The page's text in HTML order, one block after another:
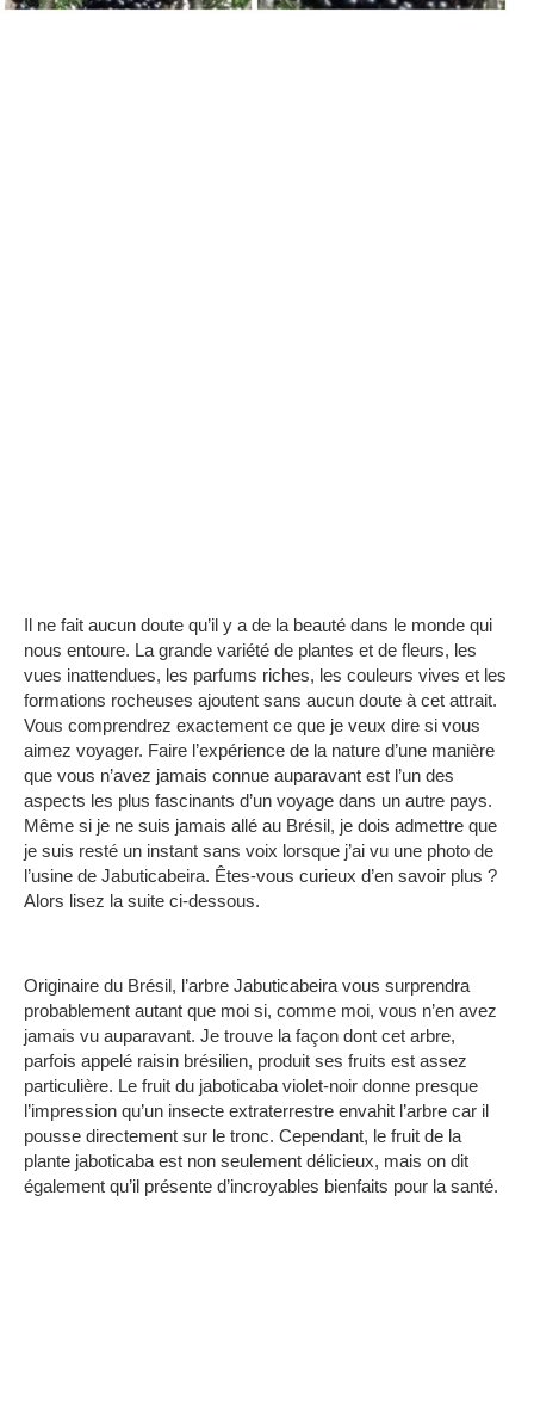
Il ne fait aucun doute qu’il y a de la beauté dans le monde qui
nous entoure. La grande variété de plantes et de fleurs, les
vues inattendues, les parfums riches, les couleurs vives et les
formations rocheuses ajoutent sans aucun doute à cet attrait.
Vous comprendrez exactement ce que je veux dire si vous
aimez voyager. Faire l’expérience de la nature d’une manière
que vous n’avez jamais connue auparavant est l’un des
aspects les plus fascinants d’un voyage dans un autre pays.
Même si je ne suis jamais allé au Brésil, je dois admettre que
je suis resté un instant sans voix lorsque j’ai vu une photo de
l’usine de Jabuticabeira. Êtes-vous curieux d’en savoir plus ?
Alors lisez la suite ci-dessous.
Originaire du Brésil, l’arbre Jabuticabeira vous surprendra
probablement autant que moi si, comme moi, vous n’en avez
jamais vu auparavant. Je trouve la façon dont cet arbre,
parfois appelé raisin brésilien, produit ses fruits est assez
particulière. Le fruit du jaboticaba violet-noir donne presque
l’impression qu’un insecte extraterrestre envahit l’arbre car il
pousse directement sur le tronc. Cependant, le fruit de la
plante jaboticaba est non seulement délicieux, mais on dit
également qu’il présente d’incroyables bienfaits pour la santé.